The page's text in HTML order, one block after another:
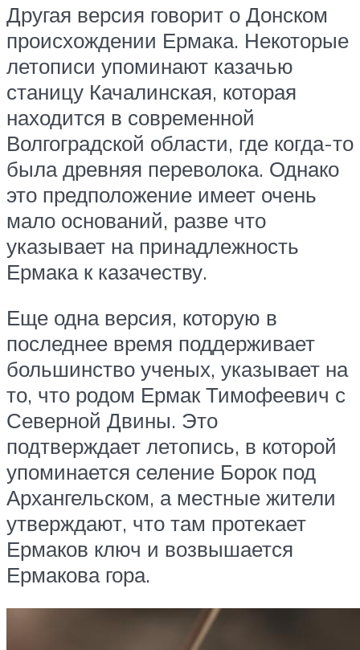
Другая версия говорит о Донском
происхождении Ермака. Некоторые
летописи упоминают казачью
станицу Качалинская, которая
находится в современной
Волгоградской области, где когда-то
была древняя переволока. Однако
это предположение имеет очень
мало оснований, разве что
указывает на принадлежность
Ермака к казачеству.
Еще одна версия, которую в
последнее время поддерживает
большинство ученых, указывает на
то, что родом Ермак Тимофеевич с
Северной Двины. Это
подтверждает летопись, в которой
упоминается селение Борок под
Архангельском, а местные жители
утверждают, что там протекает
Ермаков ключ и возвышается
Ермакова гора.